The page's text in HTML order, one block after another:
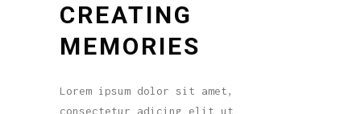
CREATING
MEMORIES
Lorem ipsum dolor sit amet,
consectetur adicing elit ut